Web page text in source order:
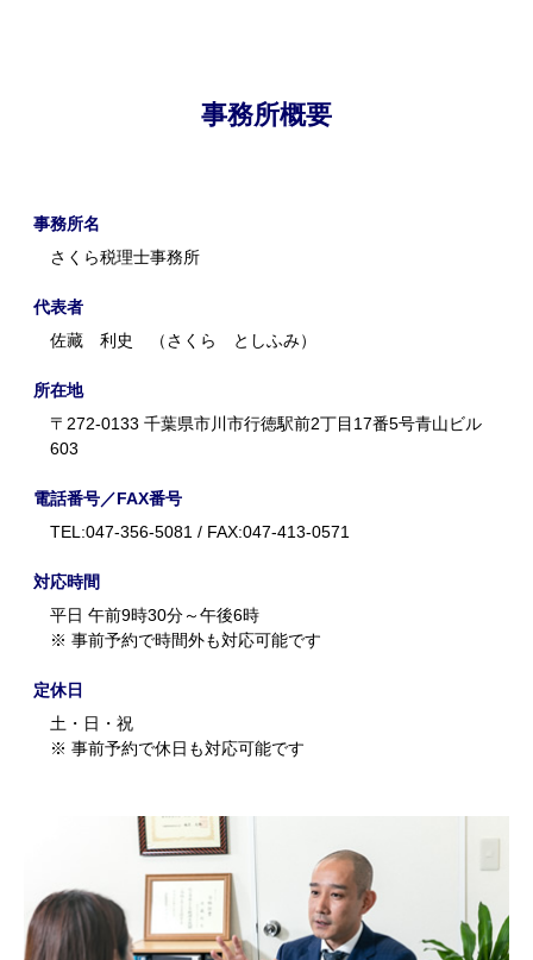
事務所概要
事務所名
さくら税理士事務所
代表者
佐藏 利史 （さくら としふみ）
所在地
〒272-0133 千葉県市川市行徳駅前2丁目17番5号青山ビル
603
電話番号／FAX番号
TEL:047-356-5081 / FAX:047-413-0571
対応時間
平日 午前9時30分～午後6時
※ 事前予約で時間外も対応可能です
定休日
土・日・祝
※ 事前予約で休日も対応可能です